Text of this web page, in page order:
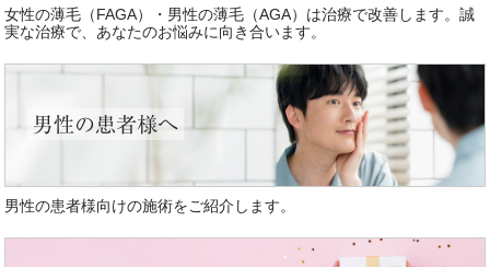
女性の薄毛（FAGA）・男性の薄毛（AGA）は治療で改善します。誠
実な治療で、あなたのお悩みに向き合います。
男性の患者様へ
男性の患者様向けの施術をご紹介します。